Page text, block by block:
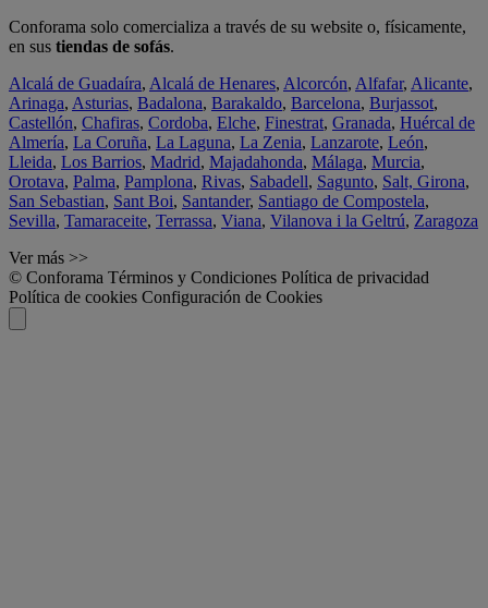
Conforama solo comercializa a través de su website o, físicamente,
en sus tiendas de sofás.
Alcalá de Guadaíra, Alcalá de Henares, Alcorcón, Alfafar, Alicante,
Arinaga, Asturias, Badalona, Barakaldo, Barcelona, Burjassot,
Castellón, Chafiras, Cordoba, Elche, Finestrat, Granada, Huércal de
Almería, La Coruña, La Laguna, La Zenia, Lanzarote, León,
Lleida, Los Barrios, Madrid, Majadahonda, Málaga, Murcia,
Orotava, Palma, Pamplona, Rivas, Sabadell, Sagunto, Salt, Girona,
San Sebastian, Sant Boi, Santander, Santiago de Compostela,
Sevilla, Tamaraceite, Terrassa, Viana, Vilanova i la Geltrú, Zaragoza
Ver más >>
© Conforama Términos y Condiciones Política de privacidad
Política de cookies Configuración de Cookies